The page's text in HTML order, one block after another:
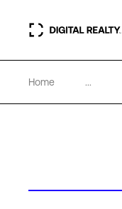
Home ...